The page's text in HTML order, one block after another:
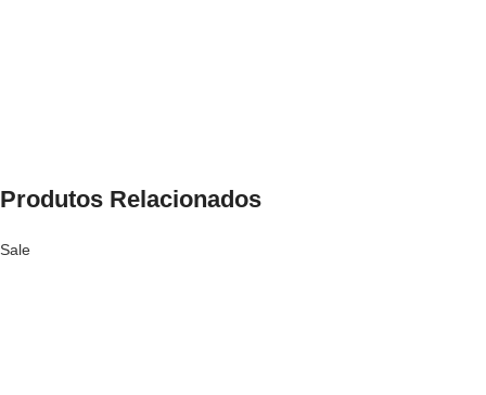
Produtos Relacionados
Sale